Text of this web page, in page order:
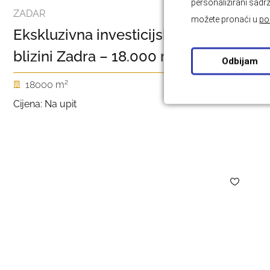
ZADAR
Ekskluzivna investicijska prilika u
blizini Zadra – 18.000 m2
18000 m2
Cijena: Na upit
personalizirani
možete pronaći u
Odbijam